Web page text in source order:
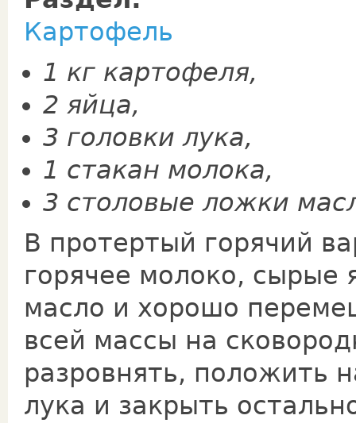
Картофель
1 кг картофеля,
2 яйца,
3 головки лука,
1 стакан молока,
3 столовые ложки
В протертый горячий
горячее молоко, сырые
масло и хорошо
всей массы на
разровнять, положить
лука и закрыть